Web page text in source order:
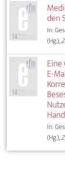
den
In:
(Hg.),
E-
In:
(Hg.),